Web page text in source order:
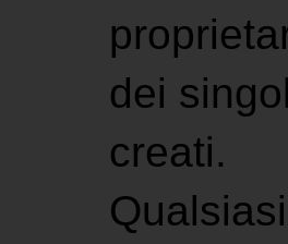
dei
creati.